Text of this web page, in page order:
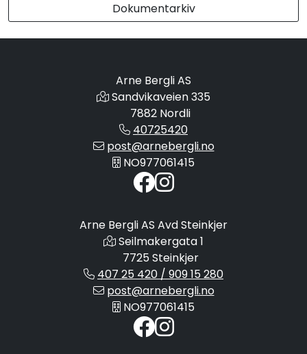
Dokumentarkiv
Arne Bergli AS
Sandvikaveien 335
7882 Nordli
40725420
post@arnebergli.no
NO977061415
Arne Bergli AS Avd Steinkjer
Seilmakergata 1
7725 Steinkjer
407 25 420 / 909 15 280
post@arnebergli.no
NO977061415